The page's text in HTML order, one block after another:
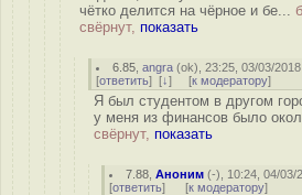
чётко делится на чёрное и бе...
свёрнут, показать
6.85 ,angra (ok), 23:25, 03/03/
[ответить] [↓] [к модератору]
Я был студентом в другом
у меня из финансов было
свёрнут, показать
7.88 ,Аноним (-), 10:24, 04/03/
[ответить] [к модератору]